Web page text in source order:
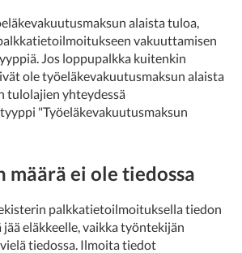
alaista tuloa,
vakuuttamisen
Jos loppupalkka kuitenkin
ole työeläkevakuutusmaksun alaista
tulolajien yhteydessä
"Työeläkevakuutusmaksun
määrä ei ole tiedossa
palkkatietoilmoituksella tiedon
eläkkeelle, vaikka työntekijän
tiedossa. Ilmoita tiedot